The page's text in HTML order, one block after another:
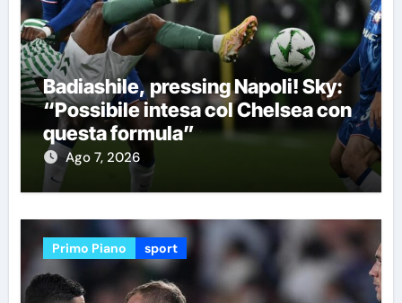
Badiashile, pressing Napoli! Sky:
“Possibile intesa col Chelsea con
questa formula”
Ago 7, 2026
Primo Piano sport